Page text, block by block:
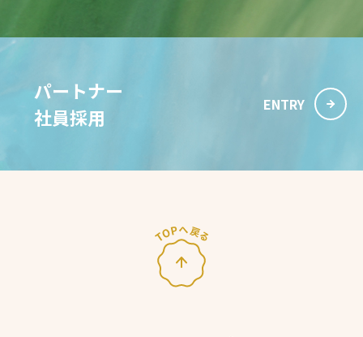
パートナー
社員採用
ENTRY